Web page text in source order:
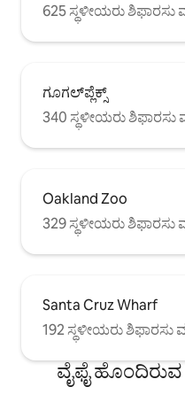
625 ಸ್ಥಳೀಯರು ಶಿಫಾರಸು
ಗೂಗಲ್‌ಪ್ಲೆಕ್ಸ್
340 ಸ್ಥಳೀಯರು ಶಿಫಾರಸು
Oakland Zoo
329 ಸ್ಥಳೀಯರು ಶಿಫಾರಸು
Santa Cruz Wharf
192 ಸ್ಥಳೀಯರು ಶಿಫಾರಸು
ವೈಫೈ